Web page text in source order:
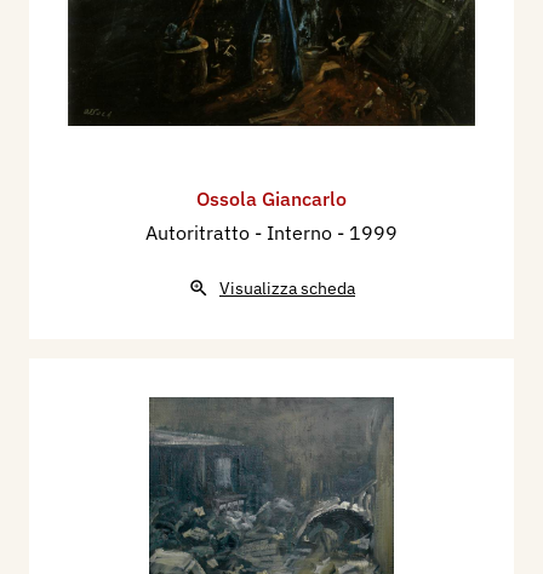
Ossola Giancarlo
Autoritratto - Interno - 1999
Visualizza scheda